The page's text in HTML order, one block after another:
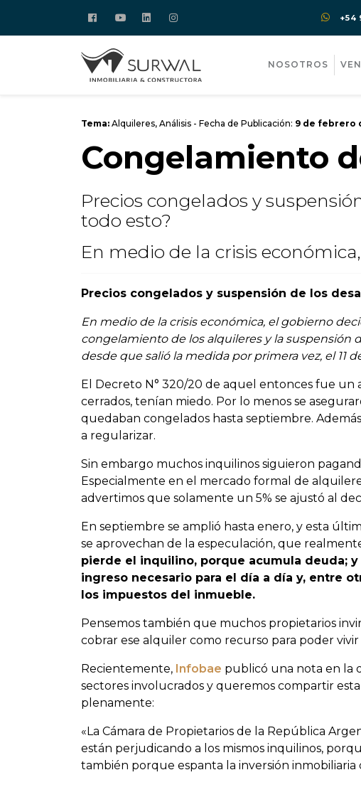
+54
NOSOTROS
Tema: Alquileres, Análisis - Fecha de Publicación: 9 de febrero
Congelamiento
Precios congelados y
todo esto?
En medio de la crisis económica,
Precios congelados y suspensión de los
En medio de la crisis económica, el gobierno
congelamiento de los alquileres y la suspensión
desde que salió la medida por primera vez, el 11
El Decreto N° 320/20 de aquel entonces fue un
cerrados, tenían miedo. Por lo menos se
quedaban congelados hasta septiembre.
a regularizar.
Sin embargo muchos inquilinos siguieron
Especialmente en el mercado formal de
advertimos que solamente un 5% se ajustó al
En septiembre se amplió hasta enero, y esta
se aprovechan de la especulación, que
pierde el inquilino, porque acumula deuda;
ingreso necesario para el día a día y, entre
los impuestos del inmueble.
Pensemos también que muchos propietarios
cobrar ese alquiler como recurso para poder
Recientemente, Infobae publicó una nota en la
sectores involucrados y queremos compartir
plenamente:
«La Cámara de Propietarios de la República
están perjudicando a los mismos inquilinos,
también porque espanta la inversión inmobiliaria